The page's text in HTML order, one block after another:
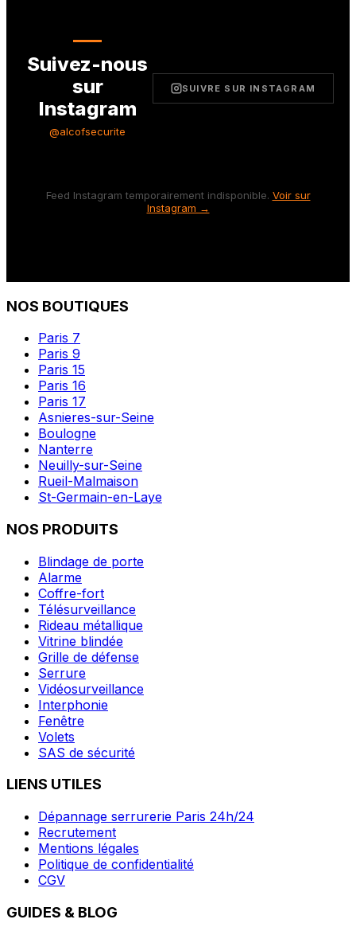
Suivez-nous
sur
Instagram
@alcofsecurite
SUIVRE SUR INSTAGRAM
Feed Instagram temporairement indisponible. Voir sur
Instagram →
NOS BOUTIQUES
Paris 7
Paris 9
Paris 15
Paris 16
Paris 17
Asnieres-sur-Seine
Boulogne
Nanterre
Neuilly-sur-Seine
Rueil-Malmaison
St-Germain-en-Laye
NOS PRODUITS
Blindage de porte
Alarme
Coffre-fort
Télésurveillance
Rideau métallique
Vitrine blindée
Grille de défense
Serrure
Vidéosurveillance
Interphonie
Fenêtre
Volets
SAS de sécurité
LIENS UTILES
Dépannage serrurerie Paris 24h/24
Recrutement
Mentions légales
Politique de confidentialité
CGV
GUIDES & BLOG